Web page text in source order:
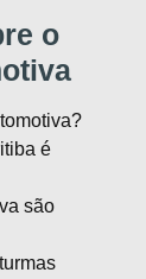
o
é
são